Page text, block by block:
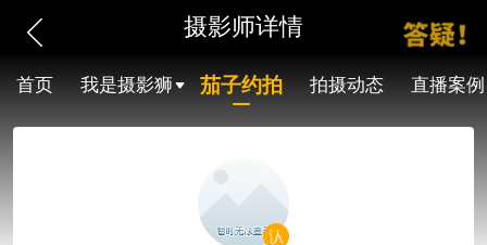
摄影师详情
首页 我是摄影狮 茄子约拍 拍摄动态 直播案例